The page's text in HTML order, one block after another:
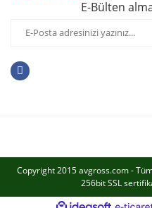
E-Bülten
Copyright 2015 avgross.com -
256bit SSL